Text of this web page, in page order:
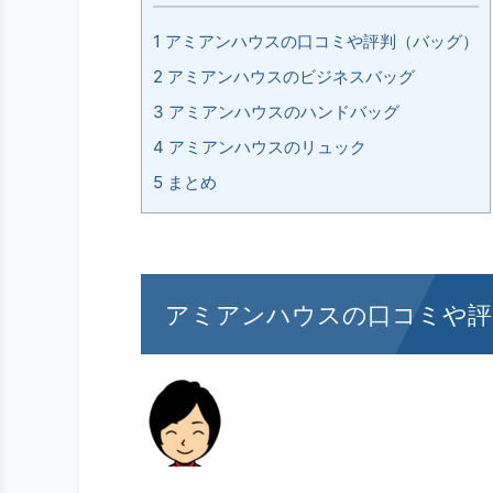
1 アミアンハウスの口コミや評判（バッグ）
2 アミアンハウスのビジネスバッグ
3 アミアンハウスのハンドバッグ
4 アミアンハウスのリュック
5まとめ
アミアンハウスの口コミや評